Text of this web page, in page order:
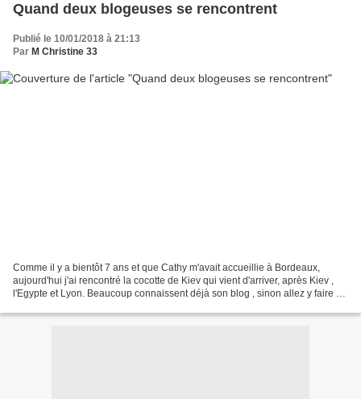
Quand deux blogeuses se rencontrent
Publié le 10/01/2018 à 21:13
Par M Christine 33
Comme il y a bientôt 7 ans et que Cathy m'avait accueillie à Bordeaux,
aujourd'hui j'ai rencontré la cocotte de Kiev qui vient d'arriver, après Kiev ,
l'Egypte et Lyon. Beaucoup connaissent déjà son blog , sinon allez y faire un